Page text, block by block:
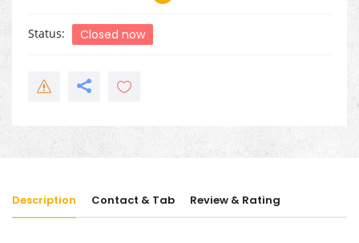
Status Closed now
Description Contact & Tab Review & Rating